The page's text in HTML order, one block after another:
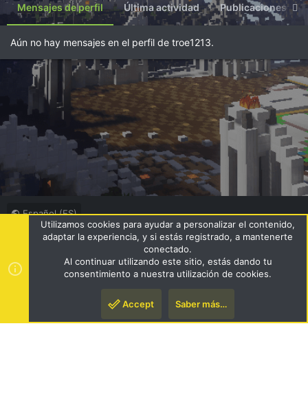
Mensajes de perfil Última actividad Publicaciones
Aún no hay mensajes en el perfil de troe1213.
Español (ES)
Términos y reglas
Política de privacidad Ayuda
R
S
Community platform by XenForo ® © 2010-2024 XenForo Ltd.
Utilizamos cookies para ayudar a personalizar el contenido,
adaptar la experiencia, y si estás registrado, a mantenerte
conectado.
Al continuar utilizando este sitio, estás dando tu
consentimiento a nuestra utilización de cookies.
Accept Saber más…